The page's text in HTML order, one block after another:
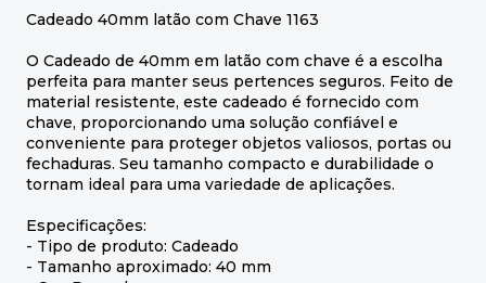
Cadeado 40mm latão com Chave 1163
O Cadeado de 40mm em latão com chave é a escolha
perfeita para manter seus pertences seguros. Feito de
material resistente, este cadeado é fornecido com
chave, proporcionando uma solução confiável e
conveniente para proteger objetos valiosos, portas ou
fechaduras. Seu tamanho compacto e durabilidade o
tornam ideal para uma variedade de aplicações.
Especificações:
- Tipo de produto: Cadeado
- Tamanho aproximado: 40 mm